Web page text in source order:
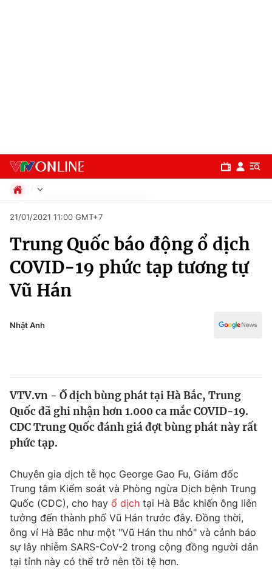
Chuyên mục
Chính trị
Thế giới
Tin tức
Câu chuyện quốc tế
Kinh tế
Tài chính
Thị trường
Góc doanh nghiệp
Dữ liệu và đời sống
Truyền hình
Phim VTV
Giải trí
Xã hội
Pháp luật
Kinh tế
Thể thao
Truyền hình
21/01/2021 11:00 GMT+7
Trung Quốc báo động ổ dịch
COVID-19 phức tạp tương tự
Vũ Hán
Nhật Anh
VTV.vn - Ổ dịch bùng phát tại Hà Bắc, Trung
Quốc đã ghi nhận hơn 1.000 ca mắc COVID-19.
CDC Trung Quốc đánh giá đợt bùng phát này rất
phức tạp.
Chuyên gia dịch tễ học George Gao Fu, Giám đốc
Trung tâm Kiểm soát và Phòng ngừa Dịch bệnh Trung
Quốc (CDC), cho hay ổ dịch tại Hà Bắc khiến ông liên
tưởng đến thành phố Vũ Hán trước đây. Đồng thời,
ông ví Hà Bắc như một "Vũ Hán thu nhỏ" và cảnh báo
sự lây nhiễm SARS-CoV-2 trong cộng đồng người dân
tại tỉnh này có thể trở nên tồi tệ hơn.